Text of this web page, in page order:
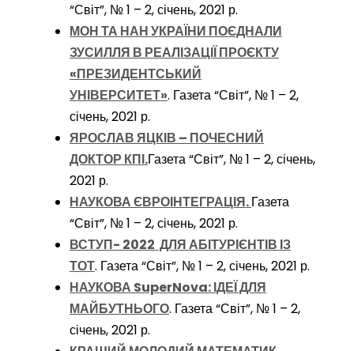
“Світ”, № 1 – 2, січень, 2021 р.
МОН ТА НАН УКРАЇНИ ПОЄДНАЛИ
ЗУСИЛЛЯ В РЕАЛІЗАЦІЇ ПРОЄКТУ
«ПРЕЗИДЕНТСЬКИЙ
УНІВЕРСИТЕТ». Газета “Світ”, № 1 – 2,
січень, 2021 р.
ЯРОСЛАВ ЯЦКІВ – ПОЧЕСНИЙ
ДОКТОР КПІ.Газета “Світ”, № 1 – 2, січень,
2021 р.
НАУКОВА ЄВРОІНТЕГРАЦІЯ.Газета
“Світ”, № 1 – 2, січень, 2021 р.
ВСТУП- 2022 ДЛЯ АБІТУРІЄНТІВ ІЗ
ТОТ. Газета “Світ”, № 1 – 2, січень, 2021 р.
НАУКОВА SuperNova: ІДЕЇ ДЛЯ
МАЙБУТНЬОГО. Газета “Світ”, № 1 – 2,
січень, 2021 р.